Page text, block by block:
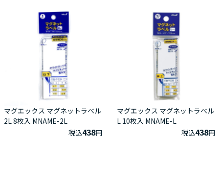
マグエックス マグネットラベル
2L 8枚入 MNAME-2L
税込438円
マグエックス マグネットラベル
L 10枚入 MNAME-L
税込438円